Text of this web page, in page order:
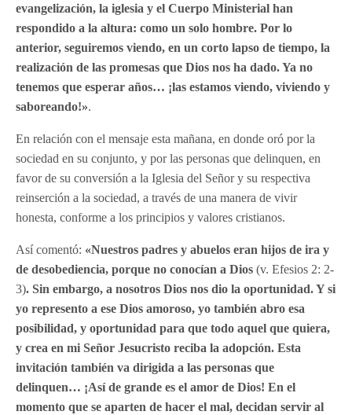
evangelización, la iglesia y el Cuerpo Ministerial han
respondido a la altura: como un solo hombre. Por lo
anterior, seguiremos viendo, en un corto lapso de tiempo, la
realización de las promesas que Dios nos ha dado. Ya no
tenemos que esperar años… ¡las estamos viendo, viviendo y
saboreando!».
En relación con el mensaje esta mañana, en donde oró por la
sociedad en su conjunto, y por las personas que delinquen, en
favor de su conversión a la Iglesia del Señor y su respectiva
reinserción a la sociedad, a través de una manera de vivir
honesta, conforme a los principios y valores cristianos.
Así comentó: «Nuestros padres y abuelos eran hijos de ira y
de desobediencia, porque no conocían a Dios(v. Efesios 2: 2-
3). Sin embargo, a nosotros Dios nos dio la oportunidad. Y si
yo represento a ese Dios amoroso, yo también abro esa
posibilidad, y oportunidad para que todo aquel que quiera,
y crea en mi Señor Jesucristo reciba la adopción. Esta
invitación también va dirigida a las personas que
delinquen… ¡Así de grande es el amor de Dios! En el
momento que se aparten de hacer el mal, decidan servir al